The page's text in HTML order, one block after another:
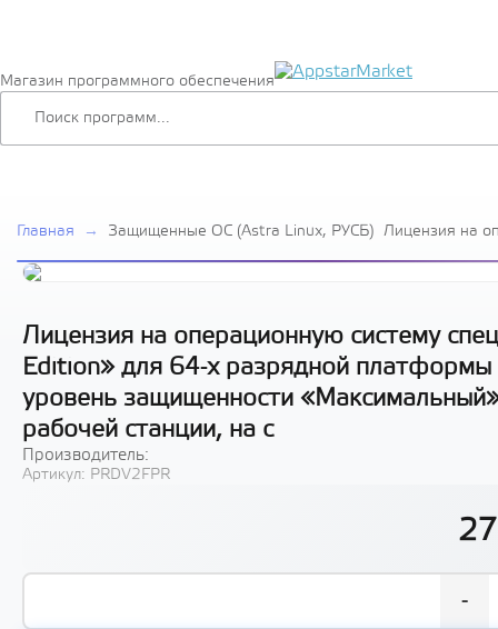
Магазин программного обеспечения
Главная → Защищенные ОС (Astra Linux, РУСБ) Лицензия на
(«Смоленск»),
рабочей
Лицензия на операционную систему
Edition» для 64-х разрядной платформы
уровень защищенности
рабочей станции, на с
Производитель:
Артикул: PRDV2FPR
-